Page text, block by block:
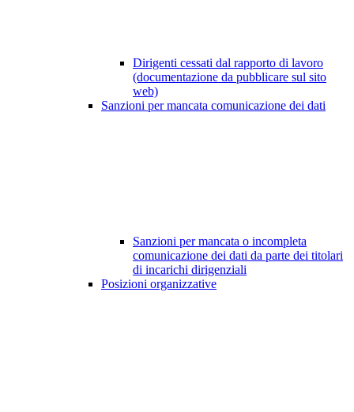
Dirigenti cessati dal rapporto di lavoro
(documentazione da pubblicare sul sito
web)
Sanzioni per mancata comunicazione dei dati
Sanzioni per mancata o incompleta
comunicazione dei dati da parte dei titolari
di incarichi dirigenziali
Posizioni organizzative